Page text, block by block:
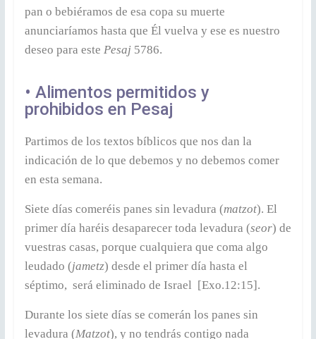
pan o bebiéramos de esa copa su muerte
anunciaríamos hasta que Él vuelva y ese es nuestro
deseo para este Pesaj 5786.
• Alimentos permitidos y
prohibidos en Pesaj
Partimos de los textos bíblicos que nos dan la
indicación de lo que debemos y no debemos comer
en esta semana.
Siete días comeréis panes sin levadura (matzot). El
primer día haréis desaparecer toda levadura (seor) de
vuestras casas, porque cualquiera que coma algo
leudado (jametz) desde el primer día hasta el
séptimo, será eliminado de Israel [Exo.12:15].
Durante los siete días se comerán los panes sin
levadura (Matzot), y no tendrás contigo nada